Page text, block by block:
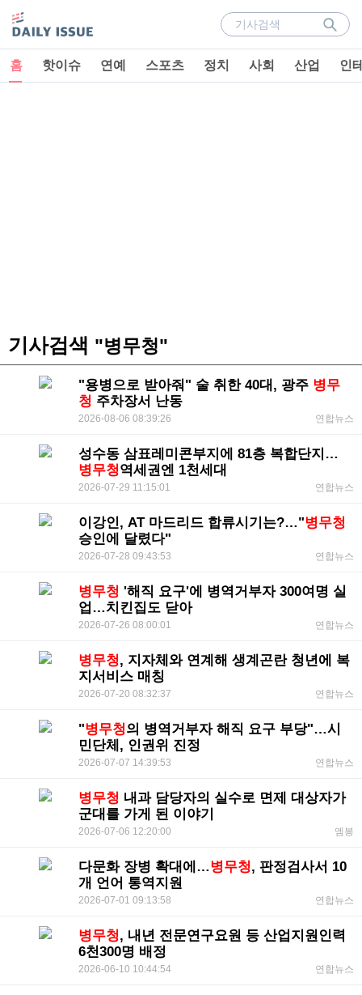
홈 핫이슈 연예 스포츠 정치 사회 산업 인
기사검색 "병무청"
"용병으로 받아줘" 술 취한 40대, 광주 병무
청 주차장서 난동
2026-08-06 08:39:26 연합뉴스
성수동 삼표레미콘부지에 81층 복합단지…
병무청역세권엔 1천세대
2026-07-29 11:15:01 연합뉴스
이강인, AT 마드리드 합류시기는?…"병무청
승인에 달렸다"
2026-07-28 09:43:53 연합뉴스
병무청 '해직 요구'에 병역거부자 300여명 실
업…치킨집도 닫아
2026-07-26 08:00:01 연합뉴스
병무청, 지자체와 연계해 생계곤란 청년에 복
지서비스 매칭
2026-07-20 08:32:37 연합뉴스
"병무청의 병역거부자 해직 요구 부당"…시
민단체, 인권위 진정
2026-07-07 14:39:53 연합뉴스
병무청 내과 담당자의 실수로 면제 대상자가
군대를 가게 된 이야기
2026-07-06 12:20:00 엠봉
다문화 장병 확대에…병무청, 판정검사서 10
개 언어 통역지원
2026-07-01 09:13:58 연합뉴스
병무청, 내년 전문연구요원 등 산업지원인력
6천300명 배정
2026-06-10 10:44:54 연합뉴스